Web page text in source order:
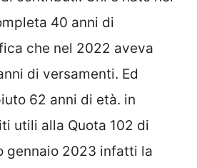
40 anni di
che nel 2022 aveva
di versamenti. Ed
62 anni di età. in
utili alla Quota 102 di
gennaio 2023 infatti la